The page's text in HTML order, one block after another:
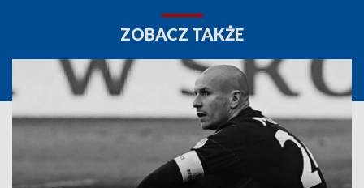
ZOBACZ TAKŻE